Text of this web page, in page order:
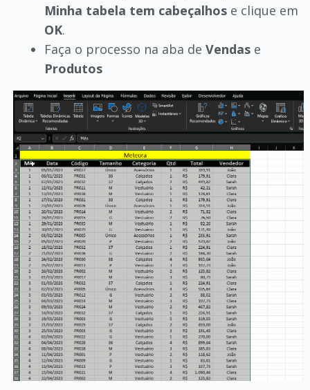
Minha tabela tem cabeçalhose clique em
OK.
Faça o processo na aba de Vendase
Produtos